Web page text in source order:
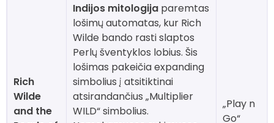
Rich
Wilde
and the
Indijos mitologija paremtas
lošimų automatas, kur Rich
Wilde bando rasti slaptos
Perlų šventyklos lobius. Šis
lošimas pakeičia expanding
simbolius į atsitiktinai
atsirandančius „Multiplier
WILD“ simbolius.
„Play n
Go“